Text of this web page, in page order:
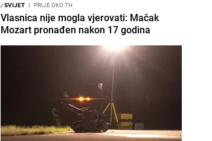
/SVIJET I PRIJE OKO 7H
Vlasnica nije mogla vjerovati: Mačak
Mozart pronađen nakon 17 godina